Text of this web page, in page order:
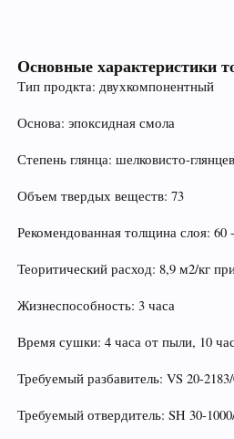
Основные характеристики
Тип продкта: двухкомпонентный
Основа: эпоксидная смола
Степень глянца: шелковисто-
Объем твердых веществ: 73
Рекомендованная толщина слоя: 60
Теоритический расход: 8,9 м2/кг
Жизнеспособность: 3 часа
Время сушки: 4 часа от пыли, 10
Требуемый разбавитель: VS 20-
Требуемый отвердитель: SH 30-